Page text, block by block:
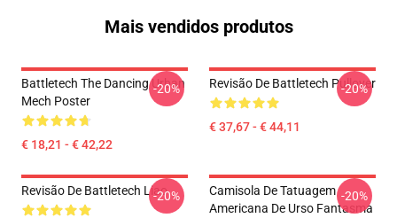
Mais vendidos produtos
Battletech The Dancing Urban
Mech Poster
€ 18,21 - € 42,22
-20% Revisão De Battletech Pullover
€ 37,67 - € 44,11
-20%
Revisão De Battletech Liao-20%
Camisola De Tatuagem
Americana De Urso Fantasma
-20%